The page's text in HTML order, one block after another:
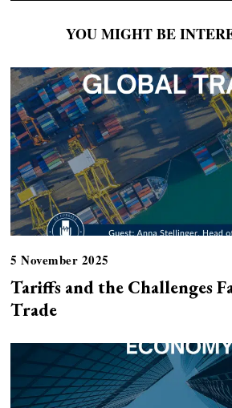
YOU MIGHT BE
5 November 2025
Tariffs and the Challenges
Trade